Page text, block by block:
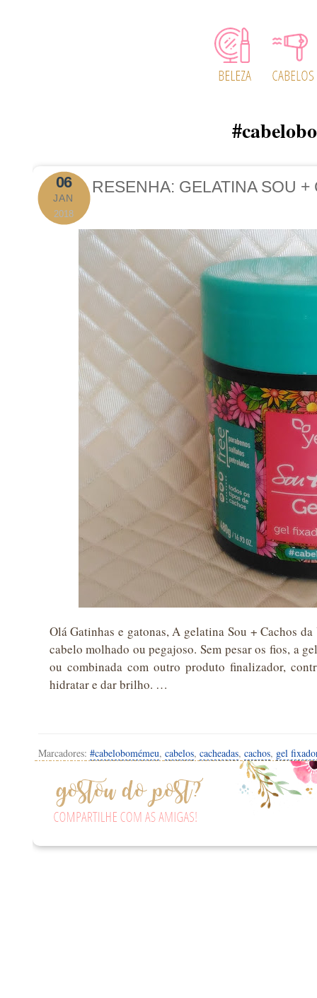
06
JAN
2018
RESENHA: GELATINA SOU
Olá Gatinhas e gatonas, A gelatina Sou + Cachos
cabelo molhado ou pegajoso. Sem pesar os fios, a
ou combinada com outro produto finalizador,
hidratar e dar brilho. …
Marcadores: #cabelobomémeu, cabelos, cacheadas, cachos, gel